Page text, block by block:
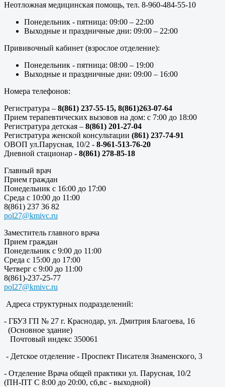
Неотложная медицинская помощь, тел. 8-960-484-55-10
Понедельник - пятница: 09:00 – 22:00
Выходные и праздничные дни: 09:00 – 22:00
Прививочный кабинет (взрослое отделение):
Понедельник - пятница: 08:00 – 19:00
Выходные и праздничные дни: 09:00 – 16:00
Номера телефонов:
Регистратура – 8(861) 237-55-15, 8(861)263-07-64
Прием терапевтических вызовов на дом: с 7:00 до 18:00
Регистратура детская – 8(861) 201-27-04
Регистратура женской консультации (861) 237-74-91
ОВОП ул.Парусная, 10/2 - 8-961-513-76-20
Дневной стационар - 8(861) 278-85-18
Главный врач
Прием граждан
Понедельник с 16:00 до 17:00
Среда с 10:00 до 11:00
8(861) 237 36 82
pol27@kmivc.ru
Заместитель главного врача
Прием граждан
Понедельник с 9:00 до 11:00
Среда с 15:00 до 17:00
Четверг с 9:00 до 11:00
8(861)-237-25-77
pol27@kmivc.ru
Адреса структурных подразделений:
- ГБУЗ ГП № 27 г. Краснодар, ул. Дмитрия Благоева, 16
(Основное здание)
Почтовый индекс 350061
- Детское отделение - Проспект Писателя Знаменского, 3
- Отделение Врача общей практики ул. Парусная, 10/2
(ПН-ПТ С 8:00 до 20:00, сб,вс - выходной)